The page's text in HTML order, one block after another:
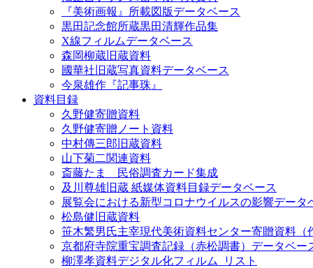
『美術画報』所載図版データベース
黒田記念館所蔵黒田清輝作品集
X線フィルムデータベース
森岡柳蔵旧蔵資料
國華社旧蔵写真資料データベース
今泉雄作『記事珠』
資料目録
久野健寄贈資料
久野健寄贈ノート資料
中村傳三郎旧蔵資料
山下菊二関連資料
斎藤たま 民俗調査カード集成
及川尊雄旧蔵 紙媒体資料目録データベース
展覧会における新型コロナウイルスの影響データ
松島健旧蔵資料
笹木繁男氏主宰現代美術資料センター寄贈資料（
京都府寺院重宝調査記録（赤松調書）データベー
柳澤孝資料デジタル化フィルム_リスト